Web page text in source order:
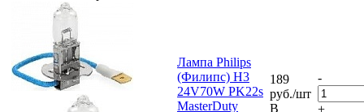
Лампа Philips
(Филипс) H3
24V70W PK22s
MasterDuty
189
руб./шт
В
-
+